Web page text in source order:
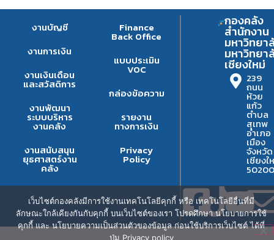
งานบัญชี
งานการเงิน
งานเงินเดือน
และสวัสดิการ
งานพัฒนา
ระบบบริหาร
งานคลัง
งานสนับสนุน
ยุธศาสตร์งาน
คลัง
Finance
Back Office
แบบประเมิน
VOC
กล่องข้อความ
รายงาน
ทางการเงิน
Privacy
Policy
กองคลัง
สำนักงาน
มหาวิทยา
มหาวิทยา
เชียงใหม่
239
ถนน
ห้วย
แก้ว
ตำบล
สุเทพ
อำเภอ
เมือง
จังหวัด
เชียงใ
50200
เว็บไซต์กองคลังมีการใช้งานเทคโนโลยีคุกกี้ หรือ เทคโนโลยีอื่นที่มี
ลักษณะใกล้เคียงกันกับคุกกี้ บนเว็บไซต์ของเรา โปรดศึกษา นโยบายการใช้
คุกกี้ และ นโยบายความเป็นส่วนตัวของข้อมูล ก่อนใช้บริการเว็บไซต์ ได้ที่
ปุ่ม Privacy policy